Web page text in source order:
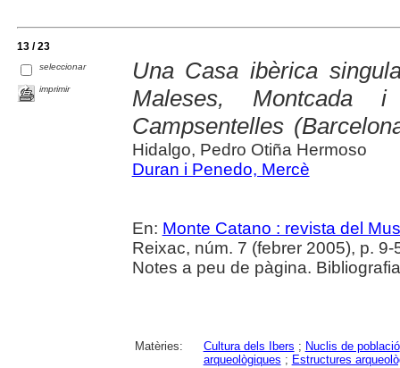
13 / 23
seleccionar
imprimir
Una Casa ibèrica
Maleses,
Campsentelles
Hidalgo, Pedro Otiña Hermoso
Duran i Penedo, Mercè
En: Monte Catano : revista del
Reixac, núm. 7 (febrer 2005), p. 9-
Notes a peu de pàgina.
Matèries: Cultura dels Ibers ; Nuclis de població
arqueològiques ; Estructures